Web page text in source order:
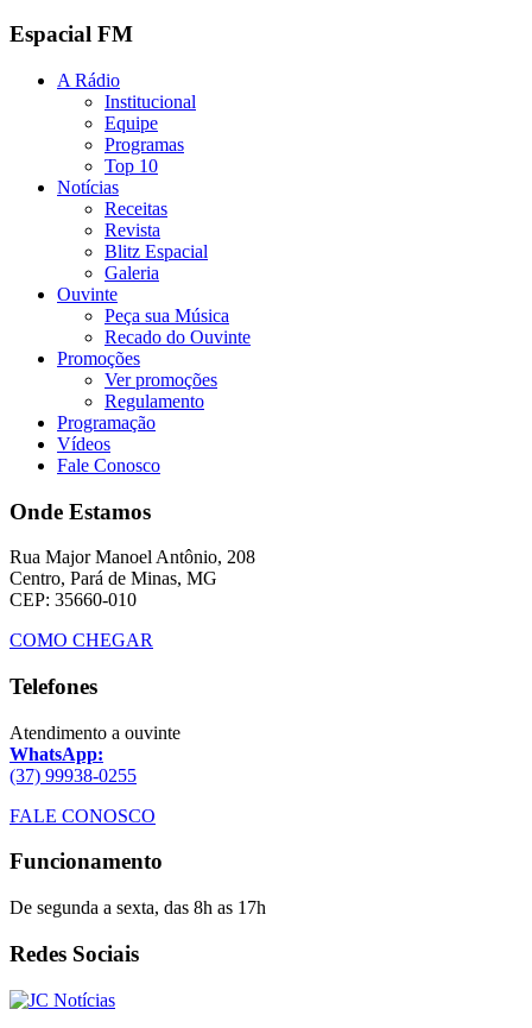
Espacial FM
A Rádio
Institucional
Equipe
Programas
Top 10
Notícias
Receitas
Revista
Blitz Espacial
Galeria
Ouvinte
Peça sua Música
Recado do Ouvinte
Promoções
Ver promoções
Regulamento
Programação
Vídeos
Fale Conosco
Onde Estamos
Rua Major Manoel Antônio, 208
Centro, Pará de Minas, MG
CEP: 35660-010
COMO CHEGAR
Telefones
Atendimento a ouvinte
WhatsApp:
(37) 99938-0255
FALE CONOSCO
Funcionamento
De segunda a sexta, das 8h as 17h
Redes Sociais